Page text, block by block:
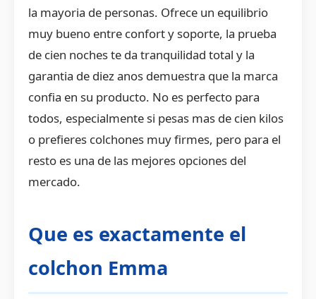
la mayoria de personas. Ofrece un equilibrio
muy bueno entre confort y soporte, la prueba
de cien noches te da tranquilidad total y la
garantia de diez anos demuestra que la marca
confia en su producto. No es perfecto para
todos, especialmente si pesas mas de cien kilos
o prefieres colchones muy firmes, pero para el
resto es una de las mejores opciones del
mercado.
Que es exactamente el
colchon Emma